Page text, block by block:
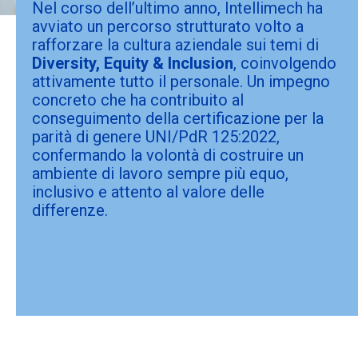
Nel corso dell’ultimo anno, Intellimech ha
avviato un percorso strutturato volto a
rafforzare la cultura aziendale sui temi di
Diversity, Equity & Inclusion, coinvolgendo
attivamente tutto il personale. Un impegno
concreto che ha contribuito al
conseguimento della certificazione per la
parità di genere UNI/PdR 125:2022,
confermando la volontà di costruire un
ambiente di lavoro sempre più equo,
inclusivo e attento al valore delle
differenze.